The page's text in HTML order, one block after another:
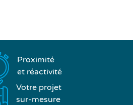
Proximité
et réactivité
Votre projet
sur-mesure